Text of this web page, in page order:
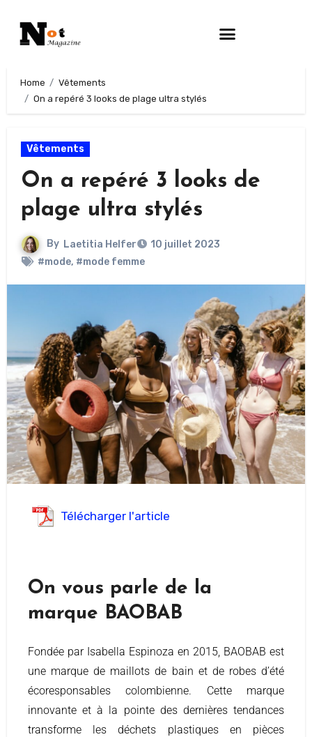
Home
Vêtements
On a repéré 3 looks de plage ultra stylés
Vêtements
On a repéré 3 looks de
plage ultra stylés
By Laetitia Helfer
10 juillet 2023
#mode, #mode femme
Télécharger l'article
On vous parle de la
marque BAOBAB
Fondée par Isabella Espinoza en 2015, BAOBAB est
une marque de maillots de bain et de robes d’été
écoresponsables colombienne. Cette marque
innovante et à la pointe des dernières tendances
transforme les déchets plastiques en pièces